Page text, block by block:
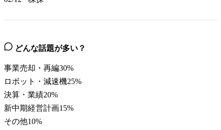
どんな話題が多い？
事業売却・再編30%
ロボット・減速機25%
決算・業績20%
新中期経営計画15%
その他10%